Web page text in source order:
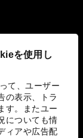
を使用し
て、ユーザー
の表示、トラ
す。またユー
についても情
ィアや広告配